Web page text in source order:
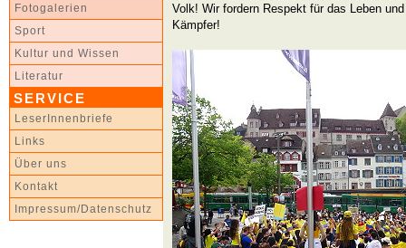
Fotogalerien
Sport
Kultur und Wissen
Literatur
SERVICE
LeserInnenbriefe
Links
Über uns
Kontakt
Impressum/Datenschutz
Volk! Wir fordern Respekt für das Leben
Kämpfer!